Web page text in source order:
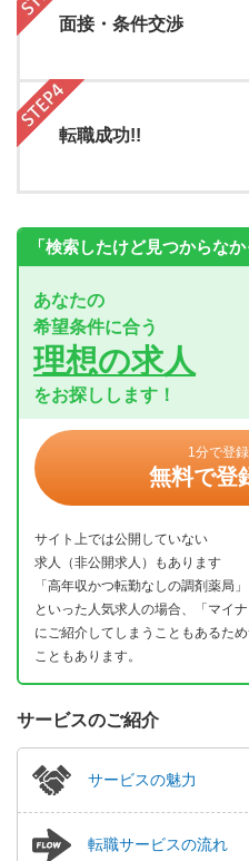
面接・条件交渉
転職成功!!
「検索したけど見つからなか
あなたの
希望条件に合う
理想の求人
をお探しします！
1分で登録
無料で登
サイト上では公開していない
求人（非公開求人）もあります
「高年収かつ転勤なしの調剤薬局
といった人気求人の場合、「マイ
にご紹介してしまうこともあるた
こともあります。
サービスのご紹介
サービスの魅力
転職サービスの流れ